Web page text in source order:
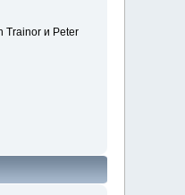
Trainor и Peter